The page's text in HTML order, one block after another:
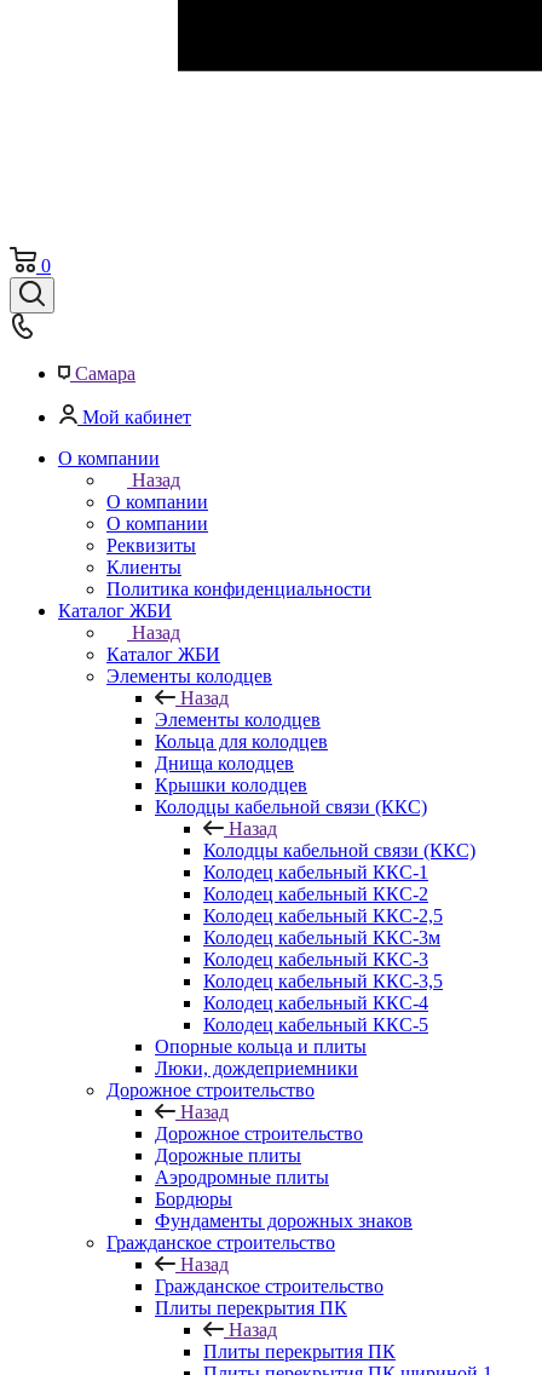
0
Самара
Мой кабинет
О компании
Назад
О компании
О компании
Реквизиты
Клиенты
Политика конфиденциальности
Каталог ЖБИ
Назад
Каталог ЖБИ
Элементы колодцев
Назад
Элементы колодцев
Кольца для колодцев
Днища колодцев
Крышки колодцев
Колодцы кабельной связи (ККС)
Назад
Колодцы кабельной связи (ККС)
Колодец кабельный ККС-1
Колодец кабельный ККС-2
Колодец кабельный ККС-2,5
Колодец кабельный ККС-3м
Колодец кабельный ККС-3
Колодец кабельный ККС-3,5
Колодец кабельный ККС-4
Колодец кабельный ККС-5
Опорные кольца и плиты
Люки, дождеприемники
Дорожное строительство
Назад
Дорожное строительство
Дорожные плиты
Аэродромные плиты
Бордюры
Фундаменты дорожных знаков
Гражданское строительство
Назад
Гражданское строительство
Плиты перекрытия ПК
Назад
Плиты перекрытия ПК